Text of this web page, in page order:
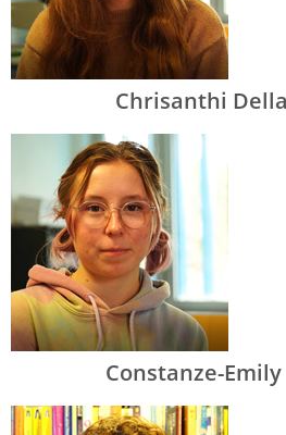
Chrisanthi
Constanze-